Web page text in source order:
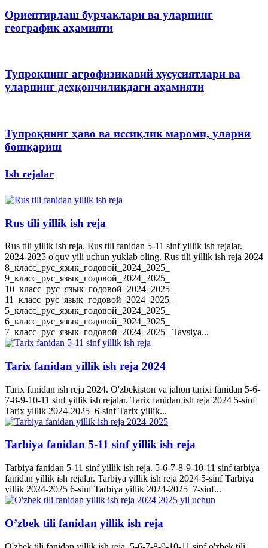
Ориентирлаш бурчаклари ва уларнинг
географик аҳамияти
Тупроқнинг агрофизикавий хусусиятлари ва
уларнинг деҳқончиликдаги аҳамияти
Тупроқнинг ҳаво ва иссиқлик мароми, уларни
бошқариш
Ish rejalar
Rus tili yillik ish reja
Rus tili yillik ish reja. Rus tili fanidan 5-11 sinf yillik ish rejalar.
2024-2025 o'quv yili uchun yuklab oling. Rus tili yillik ish reja 2024
8_класс_рус_язык_годовой_2024_2025_
9_класс_рус_язык_годовой_2024_2025_
10_класс_рус_язык_годовой_2024_2025_
11_класс_рус_язык_годовой_2024_2025_
5_класс_рус_язык_годовой_2024_2025_
6_класс_рус_язык_годовой_2024_2025_
7_класс_рус_язык_годовой_2024_2025_ Tavsiya...
Tarix fanidan yillik ish reja 2024
Tarix fanidan ish reja 2024. O'zbekiston va jahon tarixi fanidan 5-6-
7-8-9-10-11 sinf yillik ish rejalar. Tarix fanidan ish reja 2024 5-sinf
Tarix yillik 2024-2025 6-sinf Tarix yillik...
Tarbiya fanidan 5-11 sinf yillik ish reja
Tarbiya fanidan 5-11 sinf yillik ish reja. 5-6-7-8-9-10-11 sinf tarbiya
fanidan yillik ish rejalar. Tarbiya yillik ish reja 2024 5-sinf Tarbiya
yillik 2024-2025 6-sinf Tarbiya yillik 2024-2025 7-sinf...
O’zbek tili fanidan yillik ish reja